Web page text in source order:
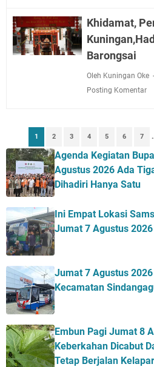
Info Sembako di
Agustus 2026,
Agenda Kegiatan
Ini Empat Lokasi
Khidamat,
Barongsai
Oleh Kuningan Oke
Posting Komentar
1 2 3 4 5 6 7
Agenda Kegiatan
Agustus 2026 Ada
Dihadiri Hanya Satu
Ini Empat Lokasi
Jumat 7 Agustus 2026
Jumat 7 Agustus
Kecamatan
Embun Pagi Jumat 8
Keberkahan Dicabut
Tetap Berjalan